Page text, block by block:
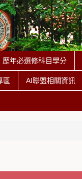
歷年必選修科目學分
區 AI聯盟相關資訊